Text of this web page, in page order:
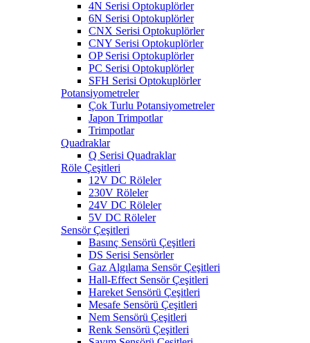
4N Serisi Optokuplörler
6N Serisi Optokuplörler
CNX Serisi Optokuplörler
CNY Serisi Optokuplörler
OP Serisi Optokuplörler
PC Serisi Optokuplörler
SFH Serisi Optokuplörler
Potansiyometreler
Çok Turlu Potansiyometreler
Japon Trimpotlar
Trimpotlar
Quadraklar
Q Serisi Quadraklar
Röle Çeşitleri
12V DC Röleler
230V Röleler
24V DC Röleler
5V DC Röleler
Sensör Çeşitleri
Basınç Sensörü Çeşitleri
DS Serisi Sensörler
Gaz Algılama Sensör Çeşitleri
Hall-Effect Sensör Çeşitleri
Hareket Sensörü Çeşitleri
Mesafe Sensörü Çeşitleri
Nem Sensörü Çeşitleri
Renk Sensörü Çeşitleri